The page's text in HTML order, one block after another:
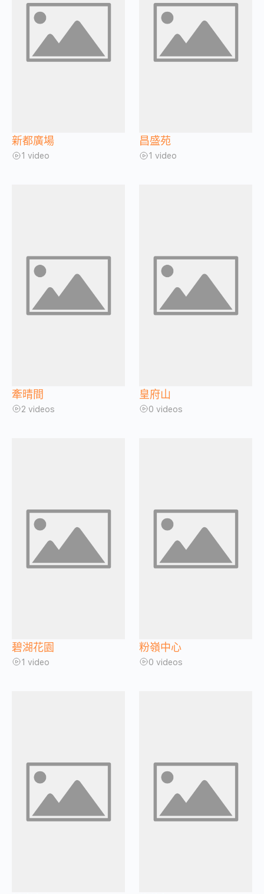
新都廣場
1 video
昌盛苑
1 video
牽晴間
2 videos
皇府山
0 videos
碧湖花園
1 video
粉嶺中心
0 videos